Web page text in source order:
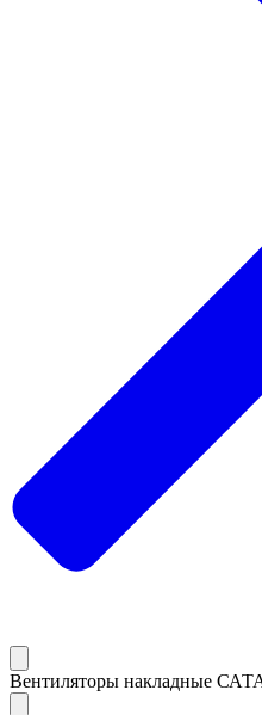
Вентиляторы накладные